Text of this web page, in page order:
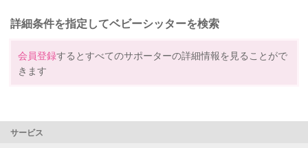
詳細条件を指定してベビーシッターを検索
会員登録するとすべてのサポーターの詳細情報を見ることがで
きます
サービス